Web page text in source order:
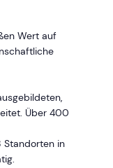
Wert auf
Über 400
Standorten in